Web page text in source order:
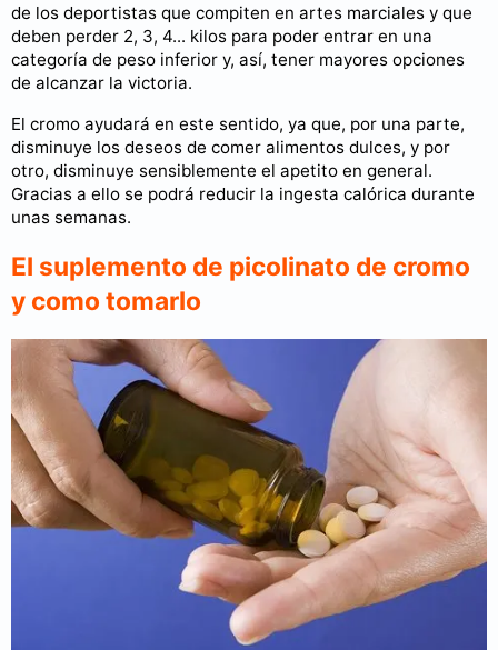
de los deportistas que compiten en artes marciales y que
deben perder 2, 3, 4... kilos para poder entrar en una
categoría de peso inferior y, así, tener mayores opciones
de alcanzar la victoria.
El cromo ayudará en este sentido, ya que, por una parte,
disminuye los deseos de comer alimentos dulces, y por
otro, disminuye sensiblemente el apetito en general.
Gracias a ello se podrá reducir la ingesta calórica durante
unas semanas.
El suplemento de picolinato de cromo
y como tomarlo